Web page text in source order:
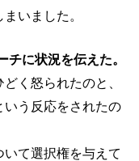
いました。
に状況を伝えた。
く怒られたのと、
う反応をされたの
て選択権を与えて